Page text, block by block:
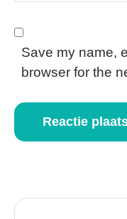
Save my name,
browser for the